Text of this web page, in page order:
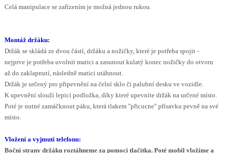
Celá manipulace se zařízením je možná jednou rukou.
Montáž držáku:
Držák se skládá ze dvou částí, držáku a nožičky, které je potřeba spojit -
nejprve je potřeba uvolnit matici a zasunout kulatý konec nožičky do otvoru
až do zaklapnutí, následně matici utáhnout.
Držák je určený pro připevnění na čelní sklo či palubní desku ve vozidle.
K upevnění slouží lepicí podložka, díky které upevníte držák na určené místo.
Poté je nutné zamáčknout páku, která tlakem "přicucne" přísavku pevně na své
místo.
Vložení a vyjmutí telefonu:
Boční strany držáku roztáhneme za pomoci tlačítka. Poté mobil vložíme a